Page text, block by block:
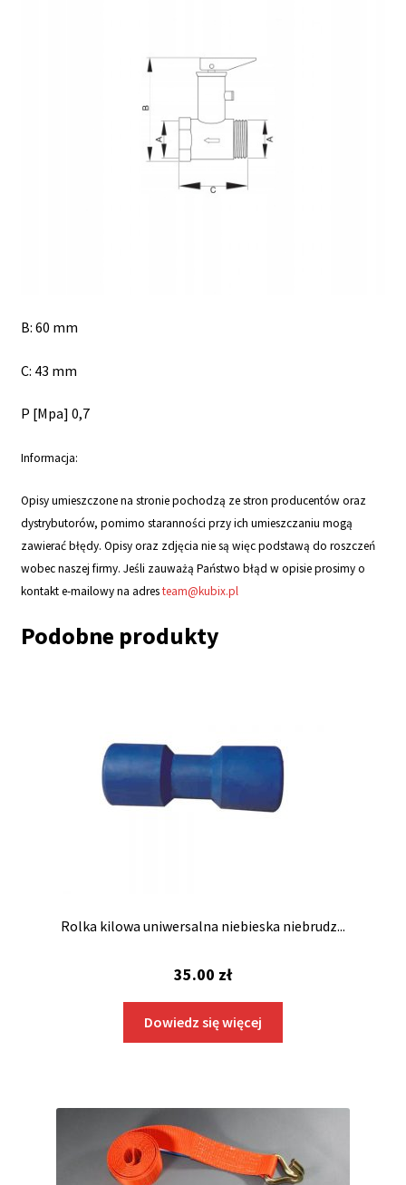
B: 60 mm
C: 43 mm
P [Mpa] 0,7
Informacja:
Opisy umieszczone na stronie pochodzą ze stron producentów oraz
dystrybutorów, pomimo staranności przy ich umieszczaniu mogą
zawierać błędy. Opisy oraz zdjęcia nie są więc podstawą do roszczeń
wobec naszej firmy. Jeśli zauważą Państwo błąd w opisie prosimy o
kontakt e-mailowy na adresteam@kubix.pl
Podobne produkty
Rolka kilowa uniwersalna niebieska niebrudz...
35.00 zł
Dowiedz się więcej